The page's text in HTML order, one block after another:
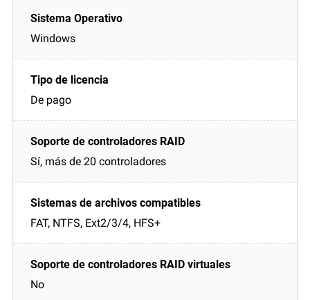
Windows
De pago
Sí, más de 20 controladores
FAT, NTFS, Ext2/3/4, HFS+
No